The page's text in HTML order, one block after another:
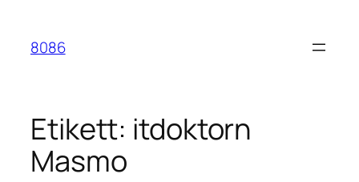
innehåll
8086
Etikett: itdoktorn
Masmo